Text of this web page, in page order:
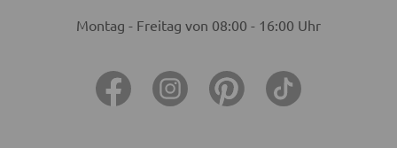
Montag - Freitag von 08:00 - 16:00 Uhr